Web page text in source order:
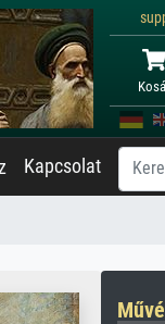
Kapcsolat